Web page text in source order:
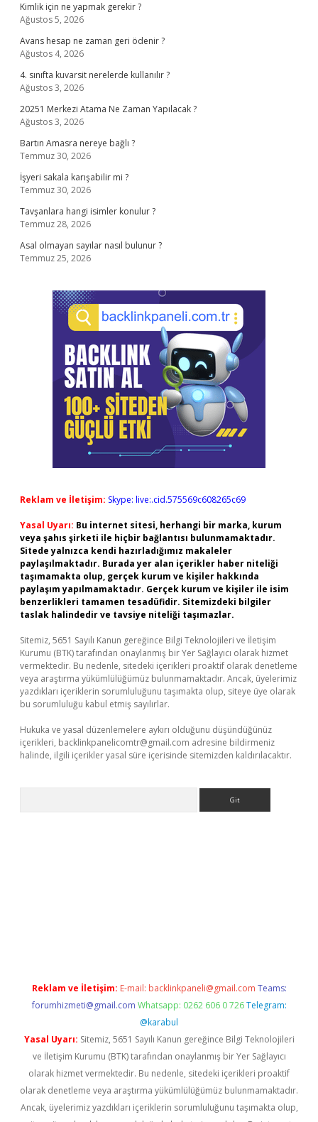
Kimlik için ne yapmak gerekir ?
Ağustos 5, 2026
Avans hesap ne zaman geri ödenir ?
Ağustos 4, 2026
4. sınıfta kuvarsit nerelerde kullanılır ?
Ağustos 3, 2026
20251 Merkezi Atama Ne Zaman Yapılacak ?
Ağustos 3, 2026
Bartın Amasra nereye bağlı ?
Temmuz 30, 2026
İşyeri sakala karışabilir mi ?
Temmuz 30, 2026
Tavşanlara hangi isimler konulur ?
Temmuz 28, 2026
Asal olmayan sayılar nasıl bulunur ?
Temmuz 25, 2026
Reklam ve İletişim: Skype: live:.cid.575569c608265c69
Yasal Uyarı: Bu internet sitesi, herhangi bir marka, kurum
veya şahıs şirketi ile hiçbir bağlantısı bulunmamaktadır.
Sitede yalnızca kendi hazırladığımız makaleler
paylaşılmaktadır. Burada yer alan içerikler haber niteliği
taşımamakta olup, gerçek kurum ve kişiler hakkında
paylaşım yapılmamaktadır. Gerçek kurum ve kişiler ile isim
benzerlikleri tamamen tesadüfidir. Sitemizdeki bilgiler
taslak halindedir ve tavsiye niteliği taşımazlar.
Sitemiz, 5651 Sayılı Kanun gereğince Bilgi Teknolojileri ve İletişim
Kurumu (BTK) tarafından onaylanmış bir Yer Sağlayıcı olarak hizmet
vermektedir. Bu nedenle, sitedeki içerikleri proaktif olarak denetleme
veya araştırma yükümlülüğümüz bulunmamaktadır. Ancak, üyelerimiz
yazdıkları içeriklerin sorumluluğunu taşımakta olup, siteye üye olarak
bu sorumluluğu kabul etmiş sayılırlar.
Hukuka ve yasal düzenlemelere aykırı olduğunu düşündüğünüz
içerikleri, backlinkpanelicomtr@gmail.com adresine bildirmeniz
halinde, ilgili içerikler yasal süre içerisinde sitemizden kaldırılacaktır.
Reklam ve İletişim: E-mail: backlinkpaneli@gmail.com Teams:
forumhizmeti@gmail.com Whatsapp: 0262 606 0 726 Telegram:
@karabul
Yasal Uyarı: Sitemiz, 5651 Sayılı Kanun gereğince Bilgi Teknolojileri
ve İletişim Kurumu (BTK) tarafından onaylanmış bir Yer Sağlayıcı
olarak hizmet vermektedir. Bu nedenle, sitedeki içerikleri proaktif
olarak denetleme veya araştırma yükümlülüğümüz bulunmamaktadır.
Ancak, üyelerimiz yazdıkları içeriklerin sorumluluğunu taşımakta olup,